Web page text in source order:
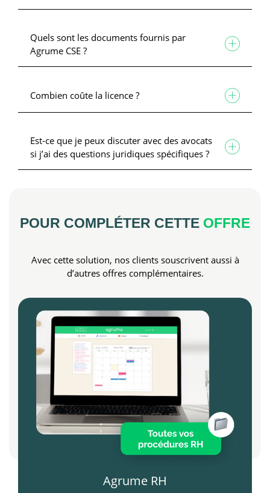
Quels sont les documents fournis par
Agrume CSE ?
Combien coûte la licence ?
Est-ce que je peux discuter avec des avocats
si j’ai des questions juridiques spécifiques ?
POUR COMPLÉTER CETTE OFFRE
Avec cette solution, nos clients souscrivent aussi à
d’autres offres complémentaires.
Agrume RH